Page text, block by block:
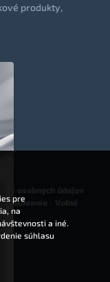
produkty,
pre
na
a iné.
súhlasu